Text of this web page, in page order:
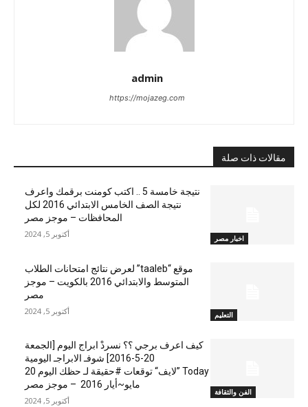
admin
https://mojazeg.com
مقالات ذات صلة
اخبار مصر
نتيجة خامسة 5 .. اكتب كومنت برقمك واعرف
نتيجة الصف الخامس الابتدائي 2016 لكل
المحافظات – موجز مصر
أكتوبر 5, 2024
التعليم
موقع “taaleb” لعرض نتائج امتحانات الطلاب
المتوسط والابتدائي 2016 بالكويت – موجز
مصر
أكتوبر 5, 2024
الفن والثقافة
كيف اعرف برجي ؟؟ نسردْ ابراج اليوم [الجمعة
20-5-2016] شوفـ الابراجـ اليومية
Today ”لايف“ توقعات #حقيقة لـ حظك اليوم 20
مايو~أيار 2016 – موجز مصر
أكتوبر 5, 2024